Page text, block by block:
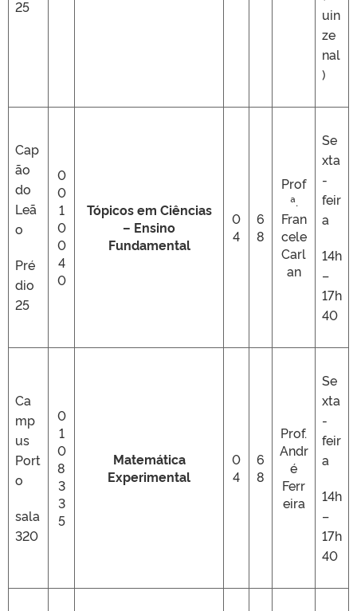
25
uin
ze
nal
)
Cap
ão
do
Leã
o
Pré
dio
25
0
0
1
0
0
4
0
Tópicos em Ciências
– Ensino
Fundamental
0
4
6
8
Prof
ª.
Fran
cele
Carl
an
Se
xta
-
feir
a
14h
–
17h
40
Ca
mp
us
Port
o
sala
320
0
1
0
8
3
3
5
Matemática
Experimental
0
4
6
8
Prof.
Andr
é
Ferr
eira
Se
xta
-
feir
a
14h
–
17h
40